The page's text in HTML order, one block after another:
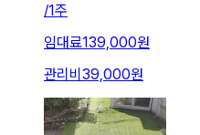
/1주
임대료139,000원
관리비 39,000원